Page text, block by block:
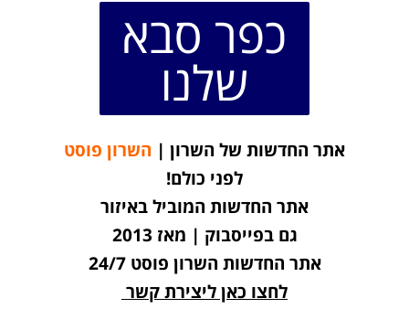
כפר סבא
שלנו
אתר החדשות של השרון | השרון פוסט
לפני כולם!
אתר החדשות המוביל באיזור
גם בפייסבוק | מאז 2013
אתר החדשות השרון פוסט 24/7
לחצו כאן ליצירת קשר